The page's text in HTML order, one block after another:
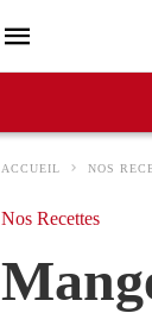
ACCUEIL NOS
Nos Recettes